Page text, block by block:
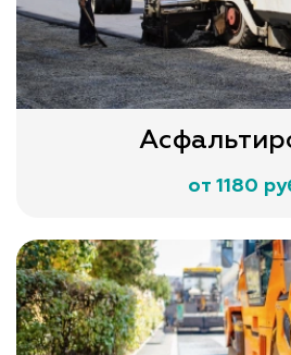
от 1180